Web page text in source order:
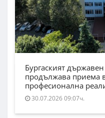
Бургаският
продължава приема
професионална
30.07.2026 09:07ч.